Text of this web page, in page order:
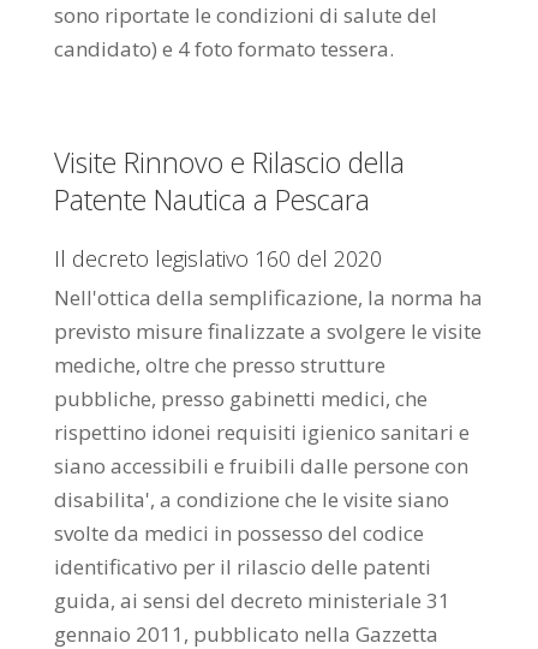
sono riportate le condizioni di salute del
candidato) e 4 foto formato tessera.
Visite Rinnovo e Rilascio della
Patente Nautica a Pescara
Il decreto legislativo 160 del 2020
Nell'ottica della semplificazione, la norma ha
previsto misure finalizzate a svolgere le visite
mediche, oltre che presso strutture
pubbliche, presso gabinetti medici, che
rispettino idonei requisiti igienico sanitari e
siano accessibili e fruibili dalle persone con
disabilita', a condizione che le visite siano
svolte da medici in possesso del codice
identificativo per il rilascio delle patenti
guida, ai sensi del decreto ministeriale 31
gennaio 2011, pubblicato nella Gazzetta